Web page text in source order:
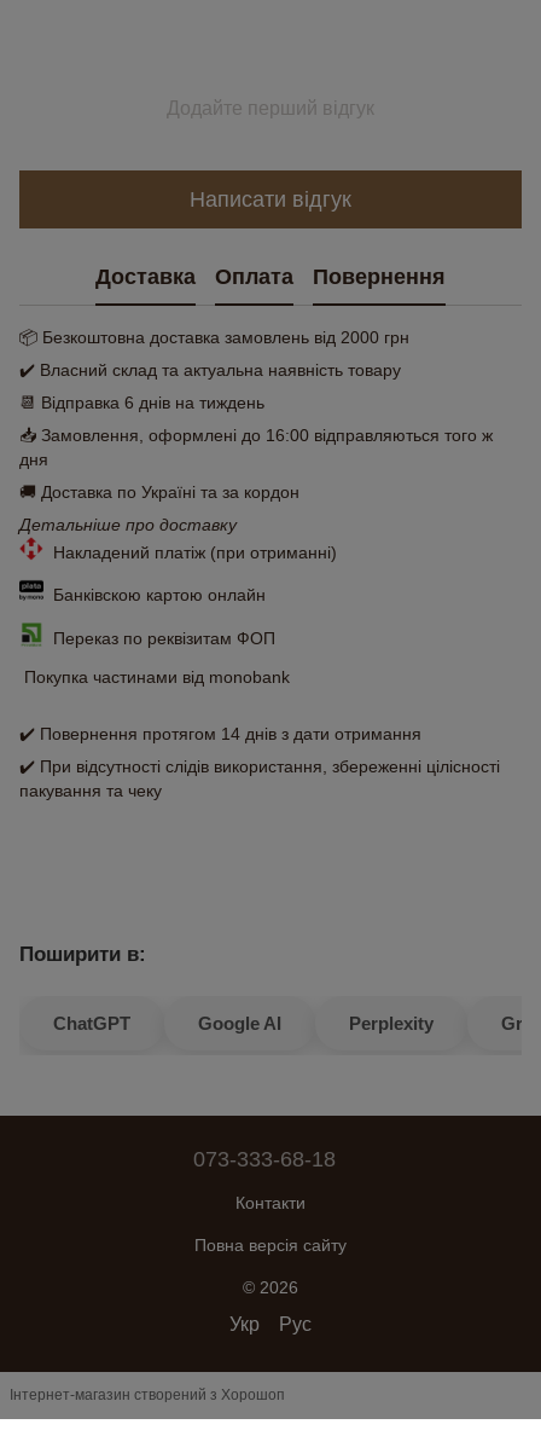
Додайте перший відгук
Написати відгук
Доставка Оплата Повернення
📦 Безкоштовна доставка замовлень від 2000 грн
✔️ Власний склад та актуальна наявність товару
📆 Відправка 6 днів на тиждень
📥 Замовлення, оформлені до 16:00 відправляються того ж
дня
🚚 Доставка по Україні та за кордон
Детальніше про доставку
Накладений платіж (при отриманні)
Банківскою картою онлайн
Переказ по реквізитам ФОП
Покупка частинами від monobank
✔️ Повернення протягом 14 днів з дати отримання
✔️ При відсутності слідів використання, збереженні цілісності
пакування та чеку
Поширити в:
ChatGPT Google AI Perplexity
073-333-68-18
Контакти
Повна версія сайту
© 2026
Укр Рус
Інтернет-магазин створений з Хорошоп